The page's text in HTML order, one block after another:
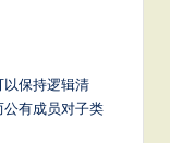
保持逻辑清
有成员对子类